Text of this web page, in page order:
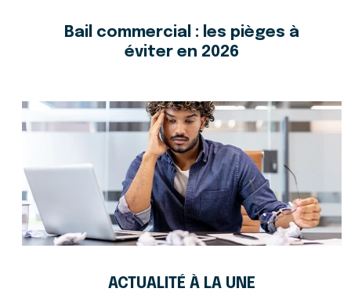
Bail commercial : les pièges à
éviter en 2026
ACTUALITÉ À LA UNE